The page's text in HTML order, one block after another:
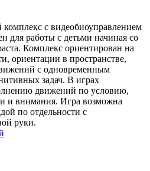
с видеобиоуправлением
для работы с детьми начиная со
Комплекс ориентирован на
ориентации в пространстве,
с одновременным
задач. В играх
движений по условию,
и внимания. Игра возможна
по отдельности с
руки.